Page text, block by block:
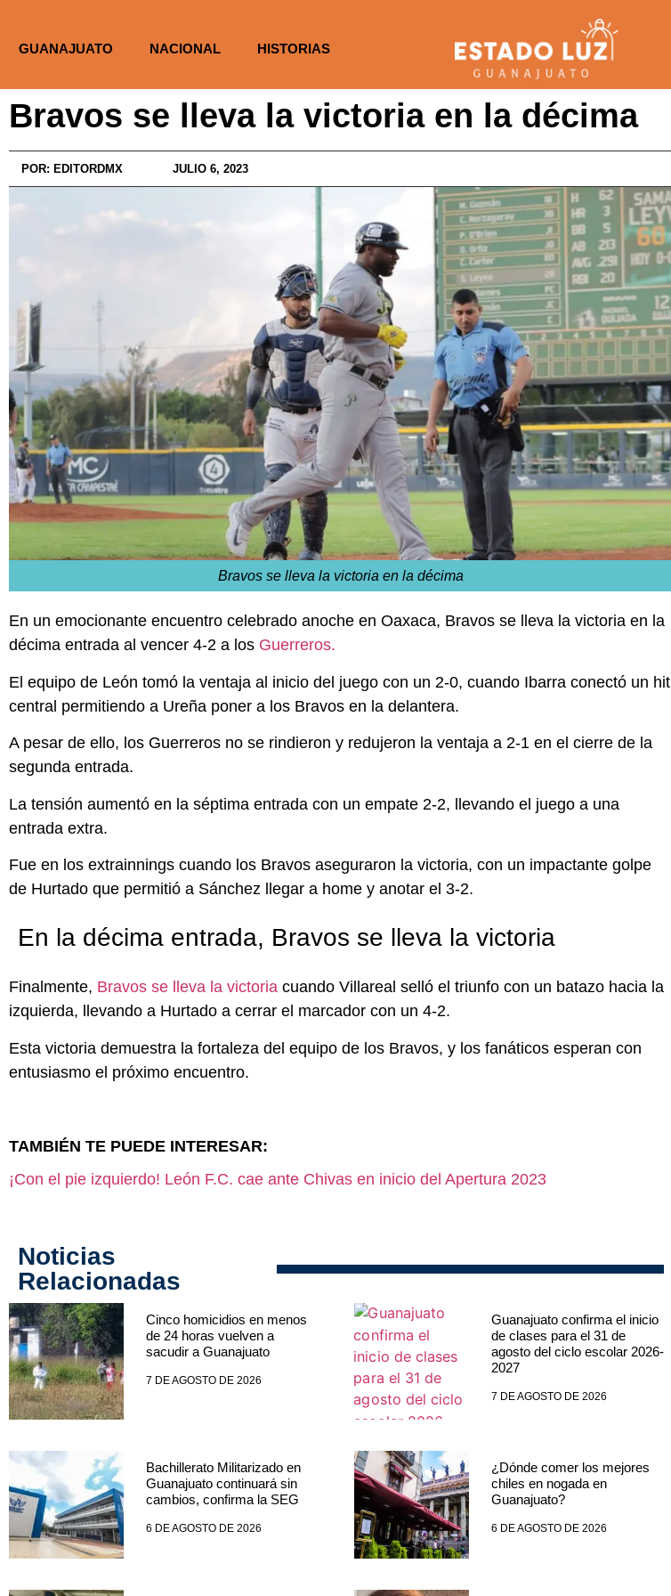
GUANAJUATO NACIONAL HISTORIAS
Bravos se lleva la victoria en la décima
POR: EDITORDMX JULIO 6, 2023
Bravos se lleva la victoria en la décima
En un emocionante encuentro celebrado anoche en Oaxaca, Bravos se lleva la victoria en la
décima entrada al vencer 4-2 a los Guerreros.
El equipo de León tomó la ventaja al inicio del juego con un 2-0, cuando Ibarra conectó un hit
central permitiendo a Ureña poner a los Bravos en la delantera.
A pesar de ello, los Guerreros no se rindieron y redujeron la ventaja a 2-1 en el cierre de la
segunda entrada.
La tensión aumentó en la séptima entrada con un empate 2-2, llevando el juego a una
entrada extra.
Fue en los extrainnings cuando los Bravos aseguraron la victoria, con un impactante golpe
de Hurtado que permitió a Sánchez llegar a home y anotar el 3-2.
En la décima entrada, Bravos se lleva la victoria
Finalmente, Bravos se lleva la victoria cuando Villareal selló el triunfo con un batazo hacia la
izquierda, llevando a Hurtado a cerrar el marcador con un 4-2.
Esta victoria demuestra la fortaleza del equipo de los Bravos, y los fanáticos esperan con
entusiasmo el próximo encuentro.
TAMBIÉN TE PUEDE INTERESAR:
¡Con el pie izquierdo! León F.C. cae ante Chivas en inicio del Apertura 2023
Noticias
Relacionadas
Cinco homicidios en menos
de 24 horas vuelven a
sacudir a Guanajuato
7 DE AGOSTO DE 2026
Guanajuato confirma el inicio
de clases para el 31 de
agosto del ciclo escolar 2026-
2027
7 DE AGOSTO DE 2026
Bachillerato Militarizado en
Guanajuato continuará sin
cambios, confirma la SEG
6 DE AGOSTO DE 2026
¿Dónde comer los mejores
chiles en nogada en
Guanajuato?
6 DE AGOSTO DE 2026